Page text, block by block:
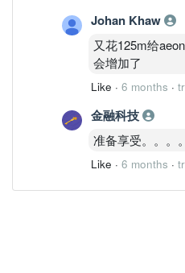
Johan Khaw
又花125m给
会增加了
Like · 6 months ·
金融科技
准备享受。。。
Like · 6 months ·